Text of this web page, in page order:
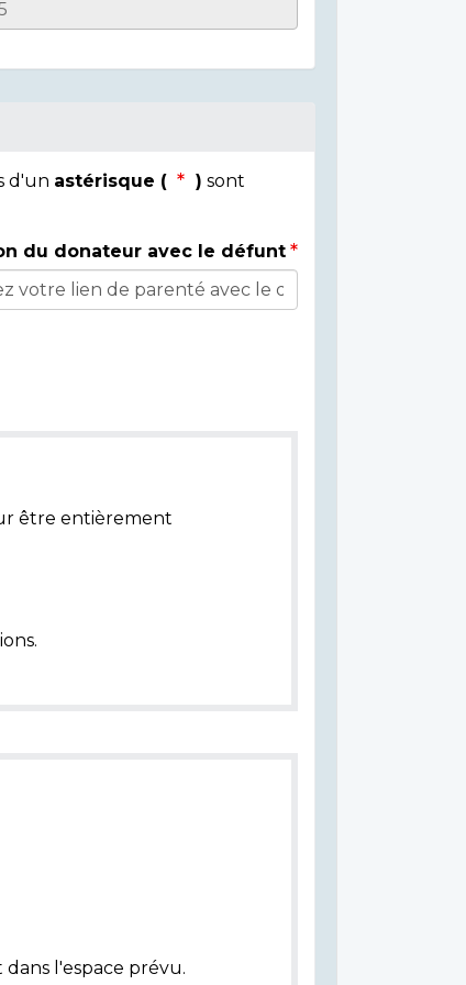
d'un astérisque ( ) sont
du donateur avec le défunt
être entièrement
l'espace prévu.